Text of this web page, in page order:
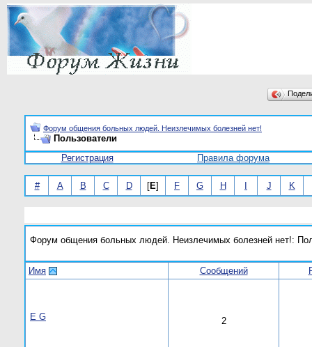
Форум общения больных людей. Неизлечимых болезней нет!
Пользователи
Регистрация
Правила форума
# A B C D [E] F G H J K
Форум общения больных людей. Неизлечимых болезней нет!:
Имя Сообщений
E G 2